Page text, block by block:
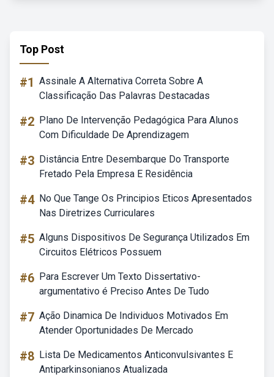
Top Post
#1 Assinale A Alternativa Correta Sobre A
Classificação Das Palavras Destacadas
#2 Plano De Intervenção Pedagógica Para Alunos
Com Dificuldade De Aprendizagem
#3 Distância Entre Desembarque Do Transporte
Fretado Pela Empresa E Residência
#4 No Que Tange Os Principios Eticos Apresentados
Nas Diretrizes Curriculares
#5 Alguns Dispositivos De Segurança Utilizados Em
Circuitos Elétricos Possuem
#6 Para Escrever Um Texto Dissertativo-
argumentativo é Preciso Antes De Tudo
#7 Ação Dinamica De Individuos Motivados Em
Atender Oportunidades De Mercado
#8 Lista De Medicamentos Anticonvulsivantes E
Antiparkinsonianos Atualizada